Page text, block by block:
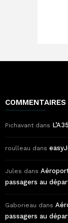
Pichavant dans
roulleau dans
Jules dans
passagers au
Gaborieau dans
passagers au